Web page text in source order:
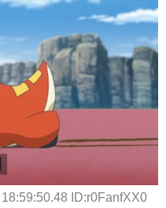
ID:r0FanfXX0